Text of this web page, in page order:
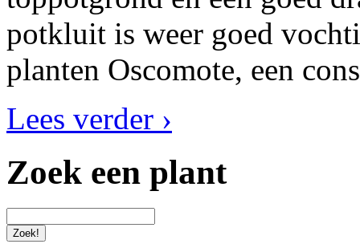
potkluit is weer goed
planten Oscomote, een
Lees verder ›
Zoek een plant